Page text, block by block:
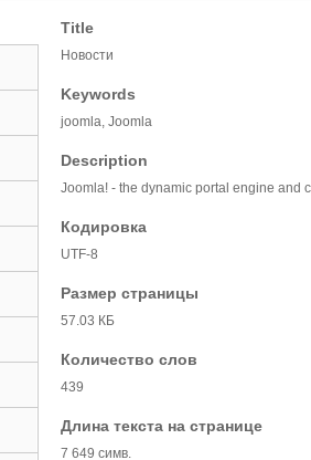
Title
Новости
Keywords
joomla, Joomla
Description
Joomla! - the dynamic portal engine and
Кодировка
UTF-8
Размер страницы
57.03 КБ
Количество слов
439
Длина текста на странице
7 649 симв.